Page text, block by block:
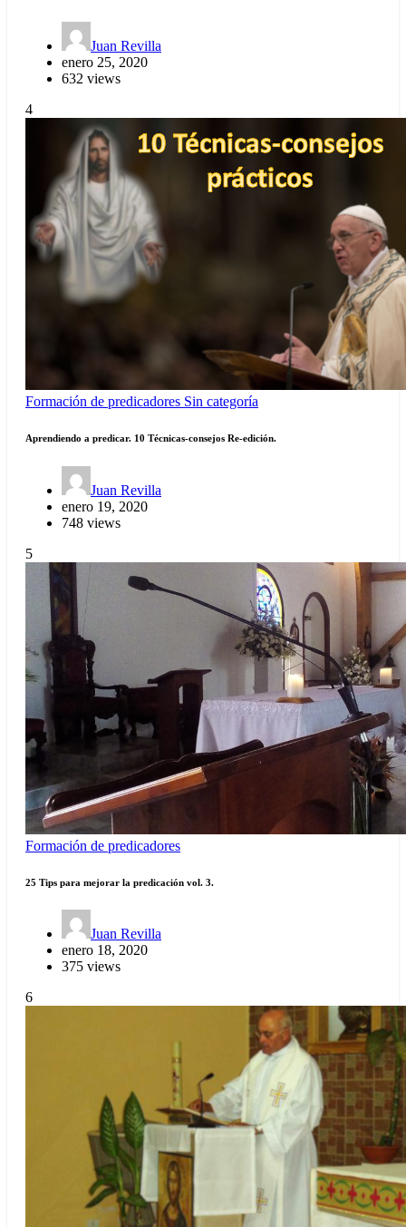
Juan Revilla
enero 25, 2020
632 views
4
Formación de predicadores Sin categoría
Aprendiendo a predicar. 10 Técnicas-consejos Re-edición.
Juan Revilla
enero 19, 2020
748 views
5
Formación de predicadores
25 Tips para mejorar la predicación vol. 3.
Juan Revilla
enero 18, 2020
375 views
6